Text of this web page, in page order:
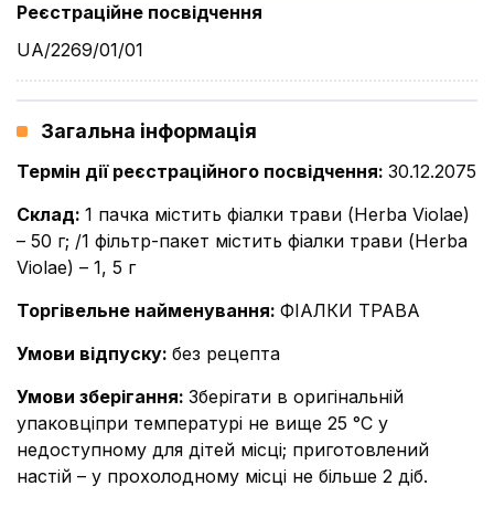
Реєстраційне посвідчення
UA/2269/01/01
Загальна інформація
Термін дії реєстраційного посвідчення: 30.12.2075
Склад: 1 пачка містить фіалки трави (Herba Violae)
– 50 г; /1 фільтр-пакет містить фіалки трави (Herba
Violae) – 1, 5 г
Торгівельне найменування: ФІАЛКИ ТРАВА
Умови відпуску: без рецепта
Умови зберігання: Зберігати в оригінальній
упаковціпри температурі не вище 25 °С у
недоступному для дітей місці; приготовлений
настій – у прохолодному місці не більше 2 діб.